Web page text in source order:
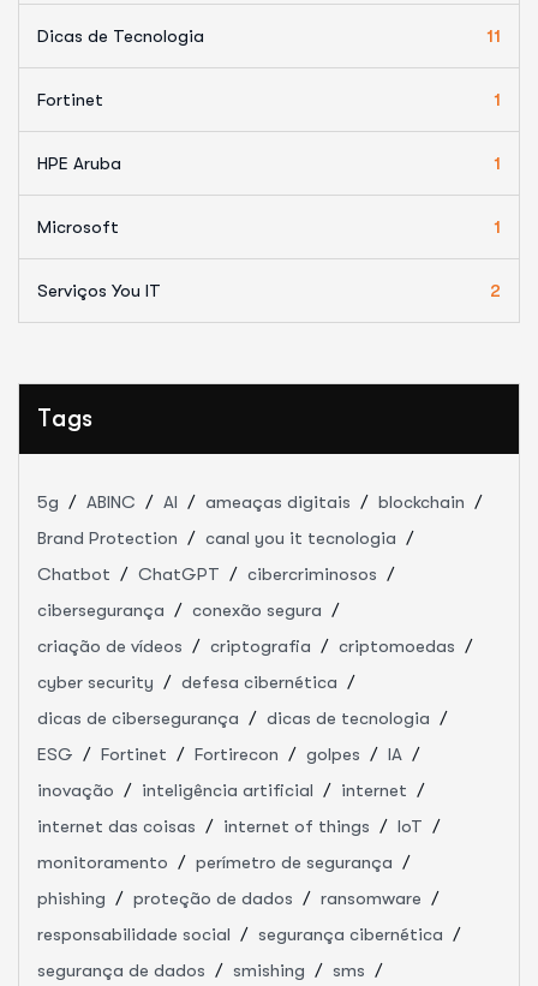
Dicas de Tecnologia 11
Fortinet 1
HPE Aruba 1
Microsoft 1
Serviços You IT 2
Tags
5g ABINC AI ameaças digitais
blockchain
Brand Protection
canal you it tecnologia
Chatbot
ChatGPT
cibercriminosos
cibersegurança
conexão segura
criação de vídeos
criptografia
criptomoedas
cyber security
defesa cibernética
dicas de cibersegurança
dicas de tecnologia
ESG
Fortinet Fortirecon golpes
IA
inovação
inteligência artificial
internet
internet das coisas
internet of things
IoT
monitoramento
perímetro de segurança
phishing
proteção de dados
ransomware
responsabilidade social
segurança cibernética
segurança de dados
smishing
sms